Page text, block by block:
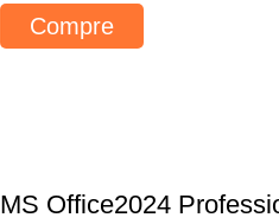
Compre
MS Office2024